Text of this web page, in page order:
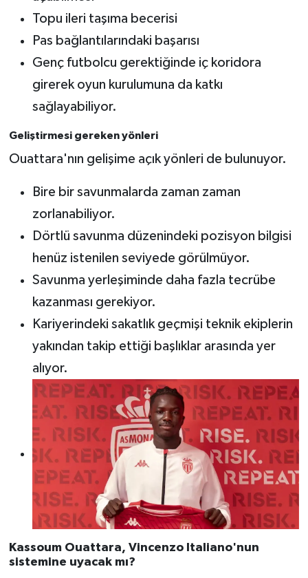
Topu ileri taşıma becerisi
Pas bağlantılarındaki başarısı
Genç futbolcu gerektiğinde iç koridora
girerek oyun kurulumuna da katkı
sağlayabiliyor.
Geliştirmesi gereken yönleri
Ouattara'nın gelişime açık yönleri de bulunuyor.
Bire bir savunmalarda zaman zaman
zorlanabiliyor.
Dörtlü savunma düzenindeki pozisyon bilgisi
henüz istenilen seviyede görülmüyor.
Savunma yerleşiminde daha fazla tecrübe
kazanması gerekiyor.
Kariyerindeki sakatlık geçmişi teknik ekiplerin
yakından takip ettiği başlıklar arasında yer
alıyor.
Kassoum Ouattara, Vincenzo Italiano'nun
sistemine uyacak mı?